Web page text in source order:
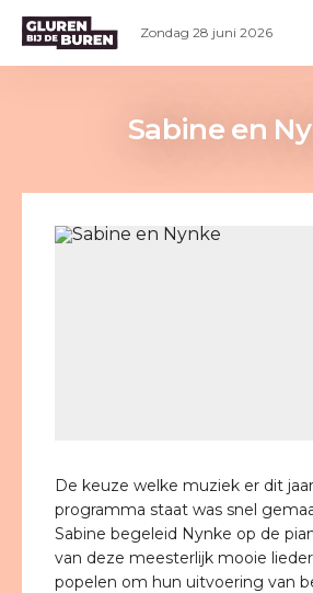
Sabine en
De keuze welke muziek er dit
programma staat was snel
Sabine begeleid Nynke op de
van deze meesterlijk mooie
popelen om hun uitvoering van
Zondag 28 juni 2026